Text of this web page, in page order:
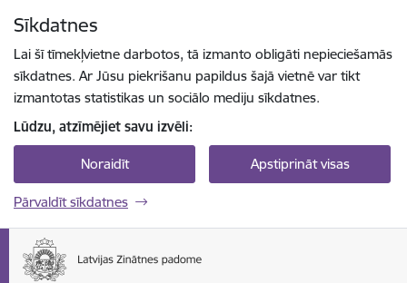
Sīkdatnes
Lai šī tīmekļvietne darbotos, tā izmanto obligāti nepieciešamās
sīkdatnes. Ar Jūsu piekrišanu papildus šajā vietnē var tikt
izmantotas statistikas un sociālo mediju sīkdatnes.
Lūdzu, atzīmējiet savu izvēli:
Noraidīt Apstiprināt visas
Pārvaldīt sīkdatnes